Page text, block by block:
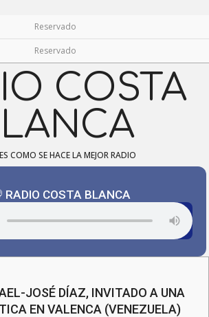
Reservado
Reservado
COSTA
COMO SE HACE LA MEJOR RADIO
RADIO COSTA BLANCA
JOSÉ DÍAZ, INVITADO A UNA
EN VALENCA (VENEZUELA)